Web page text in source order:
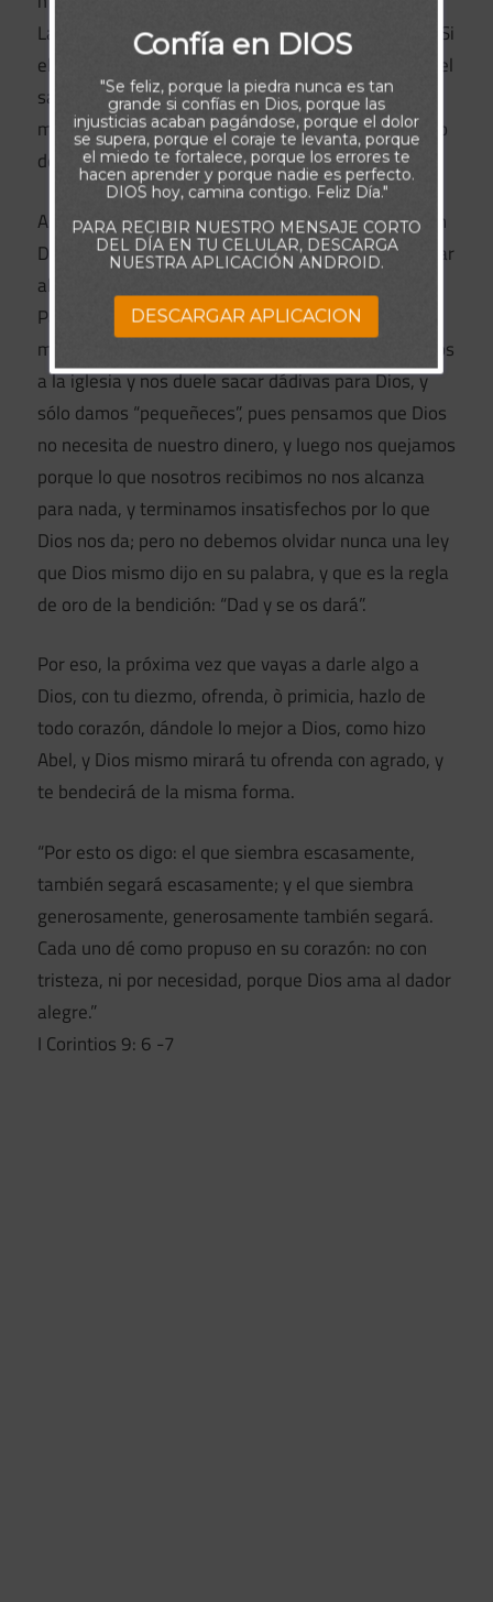
La moraleja de esta historia nos hace reflexionar. “Si
el mendigo le hubiese dado, mas mazorcas ò todo el
saco de mazorcas al rey, hubiese recibido de la
misma manera, mas monedas de oro ò todo el saco
de monedas”
Así, nos pasa muchas veces en nuestra relación con
Dios, pues el rey de esta historia se puede comparar
al Rey de la plata y del oro, que es Dios Nuestro
Padre, el cual exige a sus hijos dar de la misma
manera que reciben; ya que muchas veces asistimos
a la iglesia y nos duele sacar dádivas para Dios, y
sólo damos “pequeñeces”, pues pensamos que Dios
no necesita de nuestro dinero, y luego nos quejamos
porque lo que nosotros recibimos no nos alcanza
para nada, y terminamos insatisfechos por lo que
Dios nos da; pero no debemos olvidar nunca una ley
que Dios mismo dijo en su palabra, y que es la regla
de oro de la bendición: “Dad y se os dará”.
Por eso, la próxima vez que vayas a darle algo a
Dios, con tu diezmo, ofrenda, ò primicia, hazlo de
todo corazón, dándole lo mejor a Dios, como hizo
Abel, y Dios mismo mirará tu ofrenda con agrado, y
te bendecirá de la misma forma.
“Por esto os digo: el que siembra escasamente,
también segará escasamente; y el que siembra
generosamente, generosamente también segará.
Cada uno dé como propuso en su corazón: no con
tristeza, ni por necesidad, porque Dios ama al dador
alegre.”
I Corintios 9: 6 -7
Confía en DIOS
"Se feliz, porque la piedra nunca es tan
grande si confías en Dios, porque las
injusticias acaban pagándose, porque el dolor
se supera, porque el coraje te levanta, porque
el miedo te fortalece, porque los errores te
hacen aprender y porque nadie es perfecto.
DIOS hoy, camina contigo. Feliz Día."
PARA RECIBIR NUESTRO MENSAJE CORTO
DEL DÍA EN TU CELULAR, DESCARGA
NUESTRA APLICACIÓN ANDROID.
DESCARGAR APLICACION